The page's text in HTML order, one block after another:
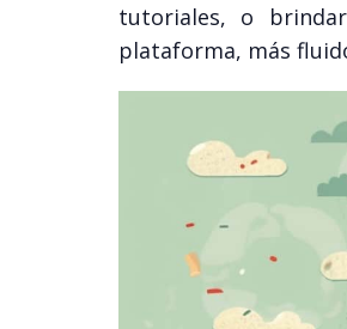
tutoriales, o
plataforma, más